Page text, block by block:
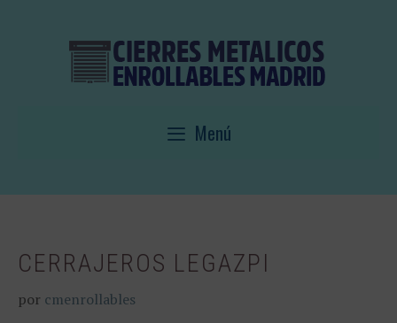
Menú
CERRAJEROS LEGAZPI
por cmenrollables